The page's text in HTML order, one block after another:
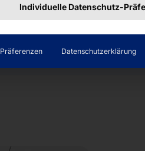
Individuelle Datenschutz-
Präferenzen Datenschutzerklärung